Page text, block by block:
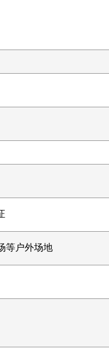
等户外场地